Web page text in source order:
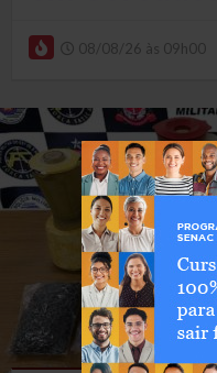
08/08/26 às 09h00